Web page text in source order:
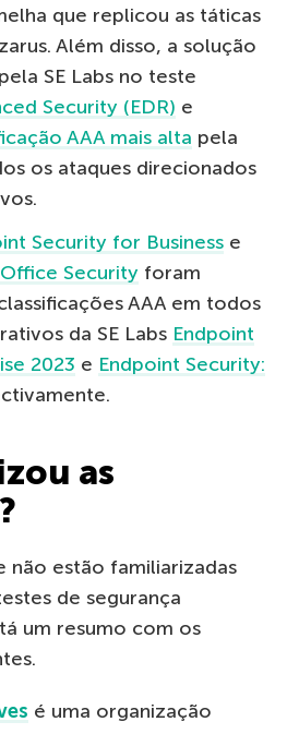
que replicou as táticas
Além disso, a solução
SE Labs no teste
Security (EDR) e
AAA mais alta pela
os ataques direcionados
Security for Business e
Security foram
AAA em todos
da SE Labs Endpoint
2023 e Endpoint Security:
as
não estão familiarizadas
de segurança
um resumo com os
é uma organização